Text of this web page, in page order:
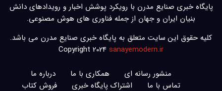
پایگاه خبری صنایع مدرن با رویکرد پوشش اخبار و رویدادهای دانش
بنیان ایران و جهان از جمله فناوری های هوش مصنوعی.
کلیه حقوق این سایت متعلق به پایگاه خبری صنایع مدرن می باشد.
Copyright 2024 sanayemodern.ir
منشور رسانه ای همکاری با ما
درباره ما
تماس با ما
اشتراک پایگاه خبری فروش کتاب